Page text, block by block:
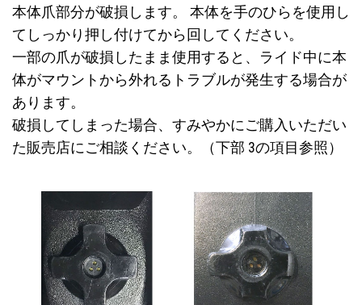
本体爪部分が破損します。 本体を手のひらを使用し
てしっかり押し付けてから回してください。
一部の爪が破損したまま使用すると、ライド中に本
体がマウントから外れるトラブルが発生する場合が
あります。
破損してしまった場合、すみやかにご購入いただい
た販売店にご相談ください。（下部 3の項目参照）